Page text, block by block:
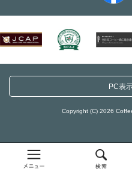
PC表
Copyright (C) 2026